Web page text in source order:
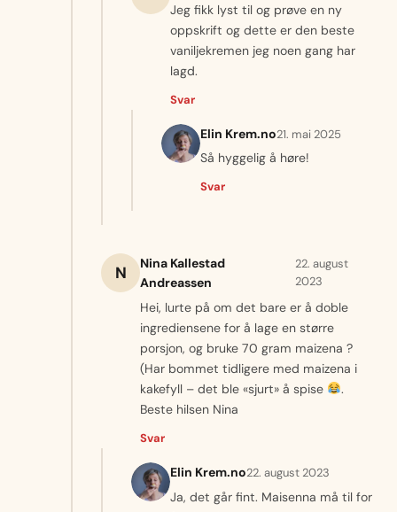
Jeg fikk lyst til og prøve en ny
oppskrift og dette er den beste
vaniljekremen jeg noen gang har
lagd.
Svar
Elin Krem.no21. mai 2025
Så hyggelig å høre!
Svar
N
Nina Kallestad
Andreassen
22. august
2023
Hei, lurte på om det bare er å doble
ingrediensene for å lage en større
porsjon, og bruke 70 gram maizena ?
(Har bommet tidligere med maizena i
kakefyll – det ble «sjurt» å spise
.
Beste hilsen Nina
Svar
Elin Krem.no22. august 2023
Ja, det går fint. Maisenna må til for